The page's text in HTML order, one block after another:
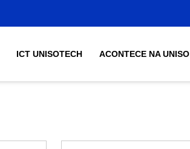
ICT UNISOTECH ACONTECE NA UNISO